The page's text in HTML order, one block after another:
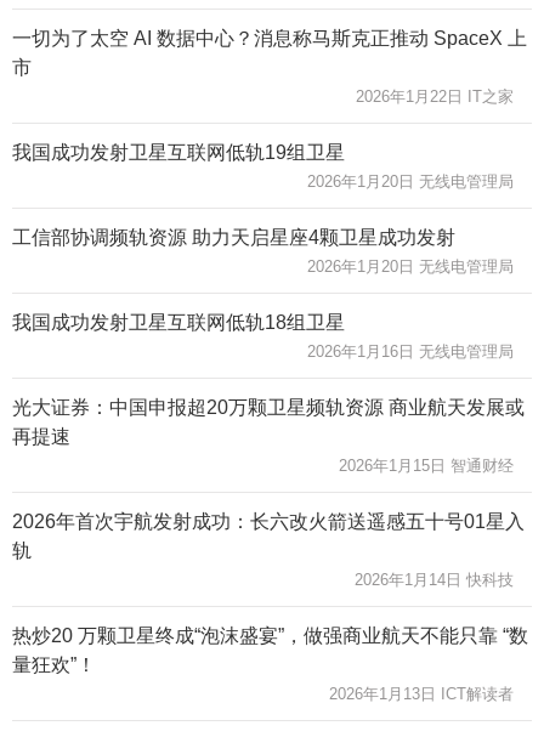
一切为了太空 AI 数据中心？消息称马斯克正推动 SpaceX 上
市
2026年1月22日 IT之家
我国成功发射卫星互联网低轨19组卫星
2026年1月20日 无线电管理局
工信部协调频轨资源 助力天启星座4颗卫星成功发射
2026年1月20日 无线电管理局
我国成功发射卫星互联网低轨18组卫星
2026年1月16日 无线电管理局
光大证券：中国申报超20万颗卫星频轨资源 商业航天发展或
再提速
2026年1月15日 智通财经
2026年首次宇航发射成功：长六改火箭送遥感五十号01星入
轨
2026年1月14日 快科技
热炒20 万颗卫星终成“泡沫盛宴”，做强商业航天不能只靠 “数
量狂欢”！
2026年1月13日 ICT解读者